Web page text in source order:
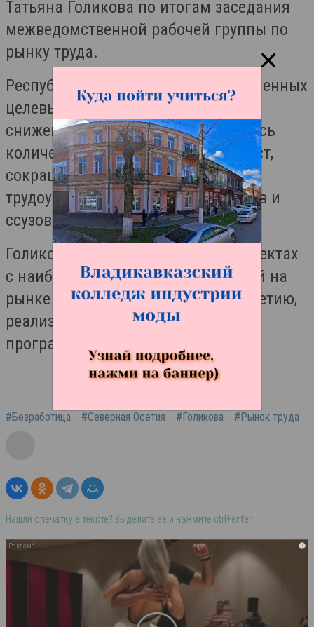
Татьяна Голикова по итогам заседания
межведомственной рабочей группы по
рынку труда.
Республика достигла всех установленных
целевых показателей — помимо
снижения безработицы, оценивались
количество созданных рабочих мест,
сокращение теневой занятости и
трудоустройство выпускников вузов и
ссузов.
Голикова напомнила, что в 10 субъектах
с наиболее напряжённой ситуацией на
рынке труда, включая Северную Осетию,
реализуются индивидуальные
программы до 2030 года.
#Безработица #Северная Осетия #Голикова #Рынок труда
Нашли опечатку в тексте? Выделите её и нажмите ctrl+enter
i